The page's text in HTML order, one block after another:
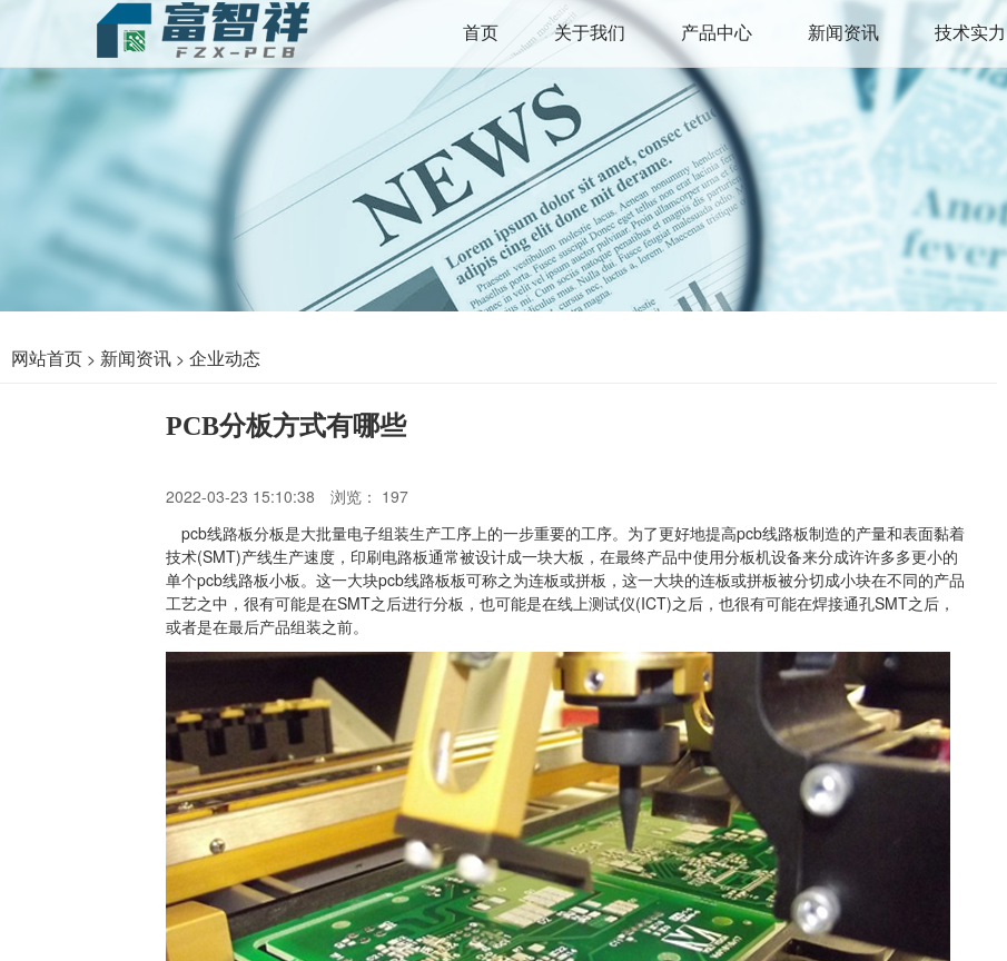
首页 关于我们 产品中心 新闻资讯 技术实力
网站首页 > 新闻资讯 > 企业动态
PCB分板方式有哪些
2022-03-23 15:10:38 浏览： 197
pcb线路板分板是大批量电子组装生产工序上的一步重要的工序。为了更好地提高pcb线路板制造的产量和表面黏着
技术(SMT)产线生产速度，印刷电路板通常被设计成一块大板，在最终产品中使用分板机设备来分成许许多多更小的
单个pcb线路板小板。这一大块pcb线路板板可称之为连板或拼板，这一大块的连板或拼板被分切成小块在不同的产品
工艺之中，很有可能是在SMT之后进行分板，也可能是在线上测试仪(ICT)之后，也很有可能在焊接通孔SMT之后，
或者是在最后产品组装之前。